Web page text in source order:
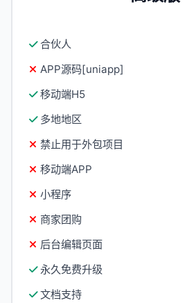
合伙人
APP源码[uniapp]
移动端H5
多地地区
禁止用于外包项目
移动端APP
小程序
商家团购
后台编辑页面
永久免费升级
文档支持